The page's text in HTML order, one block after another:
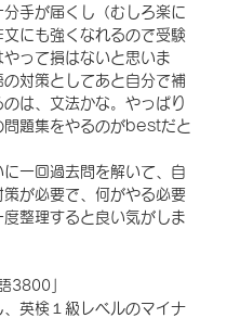
手が届くし（むしろ楽に
文にも強くなれるので受験
やって損はないと思いま
対策としてあと自分で補
のは、文法かな。やっぱり
問題集をやるのがbestだと
に一回過去問を解いて、自
が必要で、何がやる必要
度整理すると良い気がしま
3800」
、英検１級レベルのマイナ